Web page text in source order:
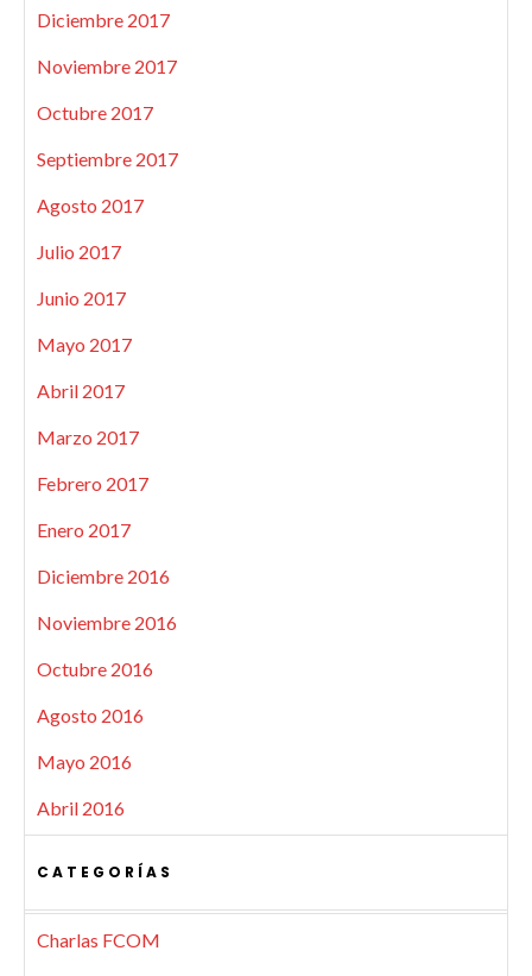
Diciembre 2017
Noviembre 2017
Octubre 2017
Septiembre 2017
Agosto 2017
Julio 2017
Junio 2017
Mayo 2017
Abril 2017
Marzo 2017
Febrero 2017
Enero 2017
Diciembre 2016
Noviembre 2016
Octubre 2016
Agosto 2016
Mayo 2016
Abril 2016
CATEGORÍAS
Charlas FCOM